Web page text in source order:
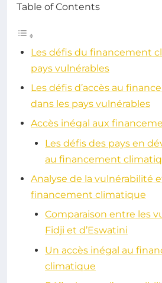
Table of Contents
Les défis du financement
pays vulnérables
Les défis d’accès au
dans les pays vulnérables
Accès inégal aux
Les défis des pays en
au financement
Analyse de la vulnérabilité
financement climatique
Comparaison entre les
Fidji et d’Eswatini
Un accès inégal au
climatique